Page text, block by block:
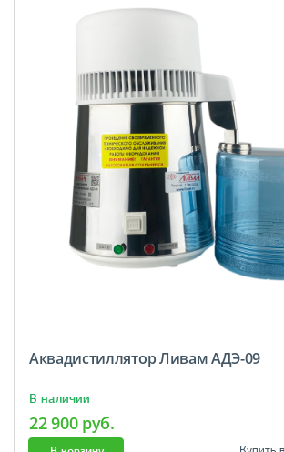
Аквадистиллятор Ливам АДЭ-09
В наличии
22 900 руб.